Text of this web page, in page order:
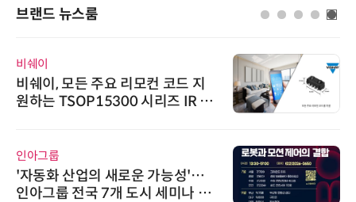
브랜드 뉴스룸
비쉐이
비쉐이, 모든 주요 리모컨 코드 지
원하는 TSOP15300 시리즈 IR 수
인아그룹
'자동화 산업의 새로운 가능성'…
인아그룹 전국 7개 도시 세미나 페